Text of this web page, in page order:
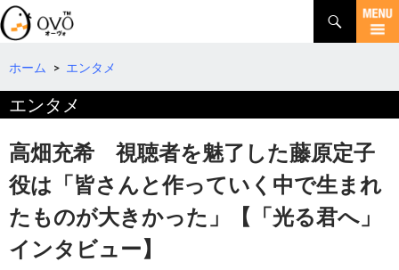
検
索
コ
テ
へ
移
動
ホーム > エンタメ
エンタメ
高畑充希 視聴者を魅了した藤原定子
役は「皆さんと作っていく中で生まれ
たものが大きかった」【「光る君へ」
インタビュー】